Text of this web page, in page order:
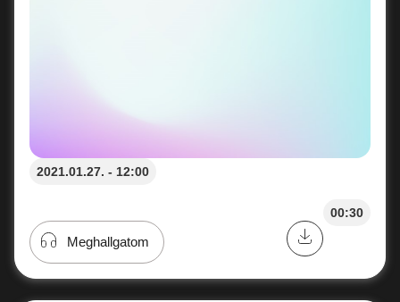
2021.01.27. - 12:00
00:30
Meghallgatom